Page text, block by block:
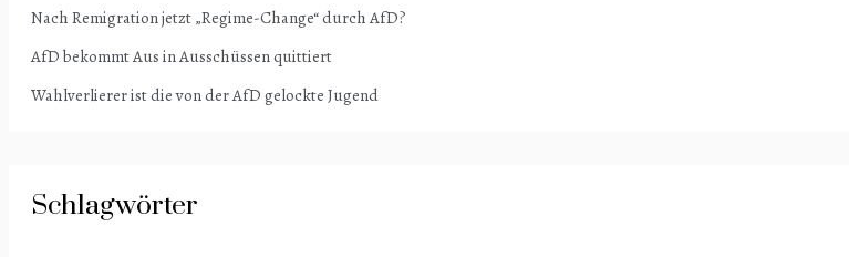
Nach Remigration jetzt „Regime-Change“ durch AfD?
AfD bekommt Aus in Ausschüssen quittiert
Wahlverlierer ist die von der AfD gelockte Jugend
Schlagwörter